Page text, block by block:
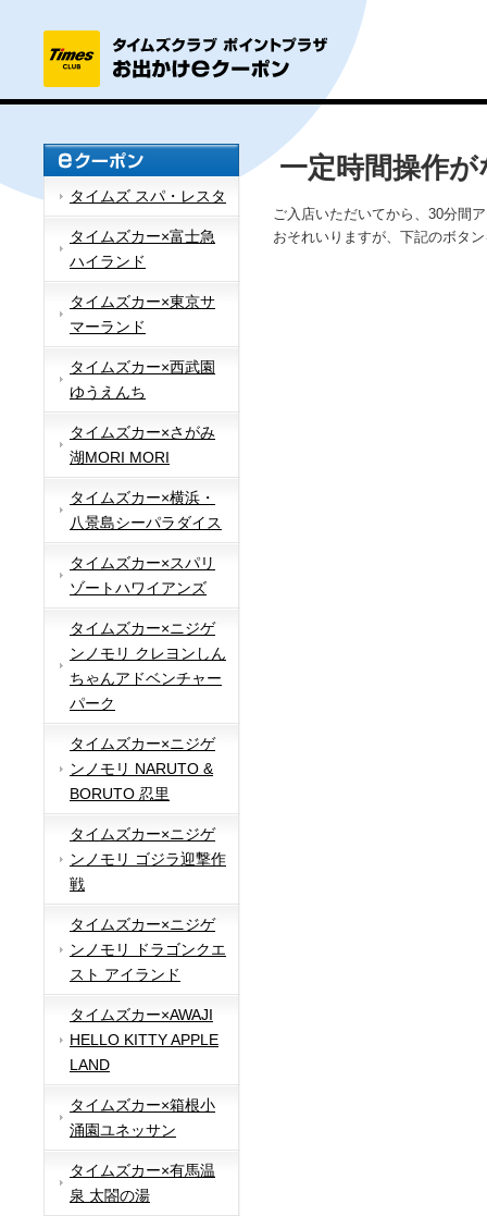
タイムズ スパ・レスタ
タイムズカー×富士急
ハイランド
タイムズカー×東京サ
マーランド
タイムズカー×西武園
ゆうえんち
タイムズカー×さがみ
湖MORI MORI
タイムズカー×横浜・
八景島シーパラダイス
タイムズカー×スパリ
ゾートハワイアンズ
タイムズカー×ニジゲ
ンノモリ クレヨンしん
ちゃんアドベンチャー
パーク
タイムズカー×ニジゲ
ンノモリ NARUTO &
BORUTO 忍里
タイムズカー×ニジゲ
ンノモリ ゴジラ迎撃作
戦
タイムズカー×ニジゲ
ンノモリ ドラゴンクエ
スト アイランド
タイムズカー×AWAJI
HELLO KITTY APPLE
LAND
タイムズカー×箱根小
涌園ユネッサン
タイムズカー×有馬温
泉 太閤の湯
一定時間操作
ご入店いただいてから、30分間
おそれいりますが、下記のボタ